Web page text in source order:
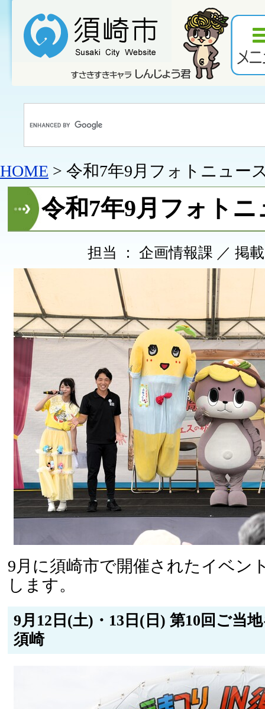
HOME > 令和7年9月フォトニュー
令和7年9月フォトニ
担当 ： 企画情報課 ／ 掲
9月に須崎市で開催されたイベン
します。
9月12日(土)・13日(日) 第10回ご当
須崎